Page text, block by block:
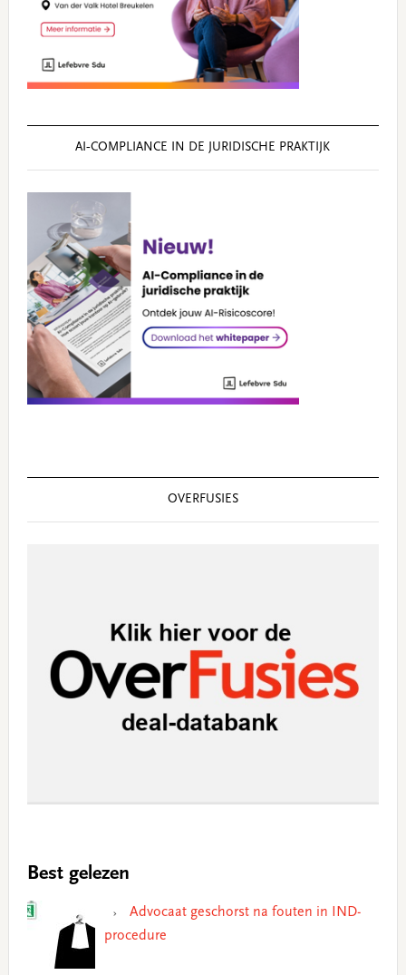
AI‑COMPLIANCE IN DE JURIDISCHE PRAKTIJK
OVERFUSIES
Best gelezen
Advocaat geschorst na fouten in IND-
procedure